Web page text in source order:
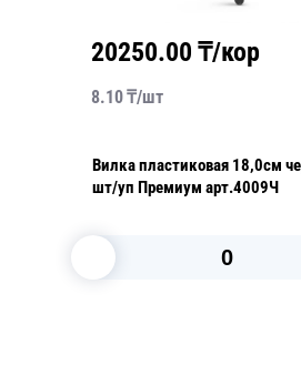
20250.00 ₸/кор
8.10₸/шт
Вилка пластиковая 18,0см
шт/уп Премиум арт.4009Ч